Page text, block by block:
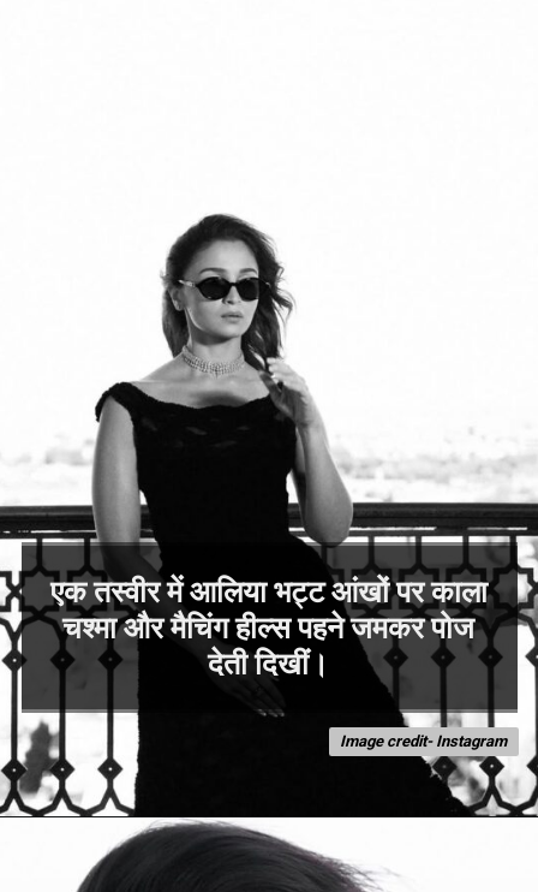
एक तस्वीर में आलिया भट्ट आंखों पर काला
चश्मा और मैचिंग हील्स पहने जमकर पोज
Image credit- Instagram